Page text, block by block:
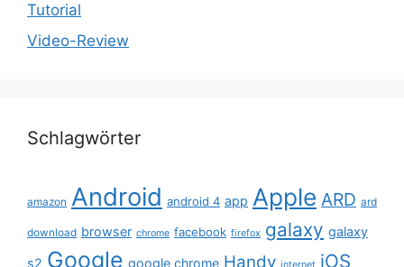
Tutorial
Video-Review
Schlagwörter
amazon Android android 4 app Apple ARD ard
download browser chrome facebook firefox galaxy galaxy
s2 Google google chrome Handy internet iOS